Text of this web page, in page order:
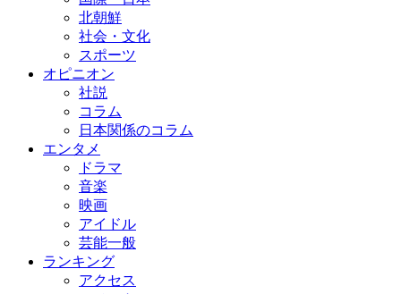
北朝鮮
社会・文化
スポーツ
オピニオン
社説
コラム
日本関係のコラム
エンタメ
ドラマ
音楽
映画
アイドル
芸能一般
ランキング
アクセス